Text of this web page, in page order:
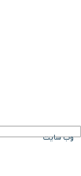
وب سایت